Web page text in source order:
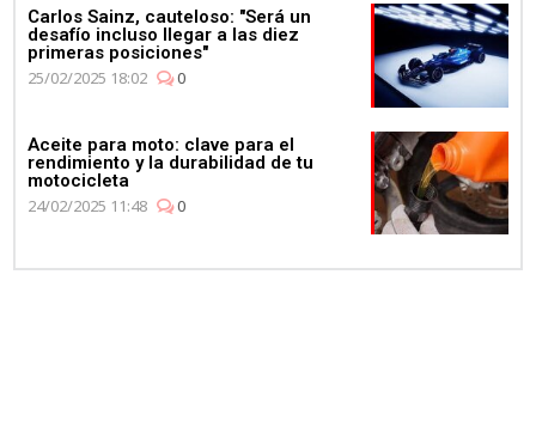
Carlos Sainz, cauteloso: "Será un
desafío incluso llegar a las diez
primeras posiciones"
25/02/2025 18:02
0
Aceite para moto: clave para el
rendimiento y la durabilidad de tu
motocicleta
24/02/2025 11:48
0